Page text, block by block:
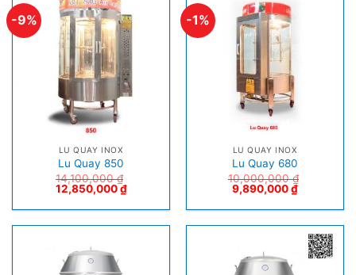
-9%
LU QUAY INOX
Lu Quay 850
14,100,000₫
12,850,000₫
-1%
LU QUAY INOX
Lu Quay 680
10,000,000₫
9,890,000₫